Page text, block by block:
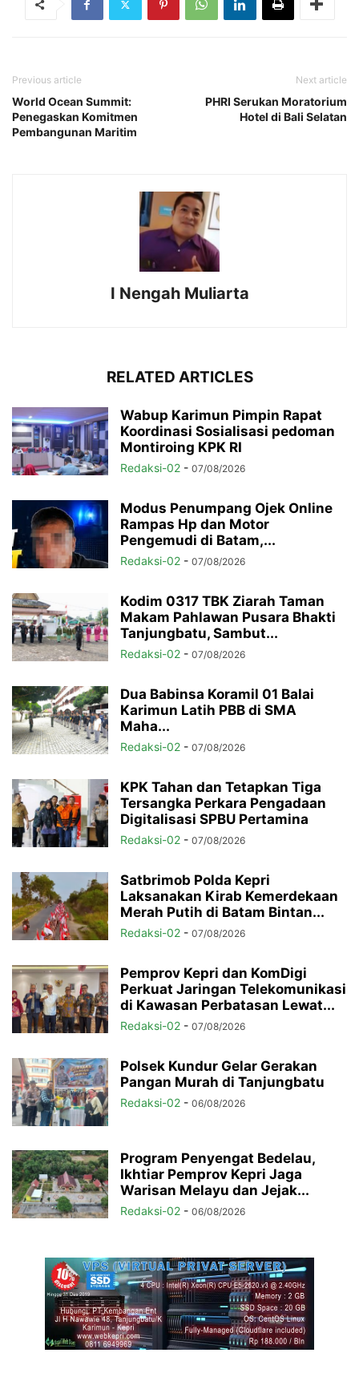
Previous article
World Ocean Summit:
Penegaskan Komitmen
Pembangunan Maritim
Next article
PHRI Serukan Moratorium
Hotel di Bali Selatan
I Nengah Muliarta
RELATED ARTICLES
Wabup Karimun Pimpin Rapat
Koordinasi Sosialisasi pedoman
Montiroing KPK RI
Redaksi-02 - 07/08/2026
Modus Penumpang Ojek Online
Rampas Hp dan Motor
Pengemudi di Batam,...
Redaksi-02 - 07/08/2026
Kodim 0317 TBK Ziarah Taman
Makam Pahlawan Pusara Bhakti
Tanjungbatu, Sambut...
Redaksi-02 - 07/08/2026
Dua Babinsa Koramil 01 Balai
Karimun Latih PBB di SMA
Maha...
Redaksi-02 - 07/08/2026
KPK Tahan dan Tetapkan Tiga
Tersangka Perkara Pengadaan
Digitalisasi SPBU Pertamina
Redaksi-02 - 07/08/2026
Satbrimob Polda Kepri
Laksanakan Kirab Kemerdekaan
Merah Putih di Batam Bintan...
Redaksi-02 - 07/08/2026
Pemprov Kepri dan KomDigi
Perkuat Jaringan Telekomunikasi
di Kawasan Perbatasan Lewat...
Redaksi-02 - 07/08/2026
Polsek Kundur Gelar Gerakan
Pangan Murah di Tanjungbatu
Redaksi-02 - 06/08/2026
Program Penyengat Bedelau,
Ikhtiar Pemprov Kepri Jaga
Warisan Melayu dan Jejak...
Redaksi-02 - 06/08/2026